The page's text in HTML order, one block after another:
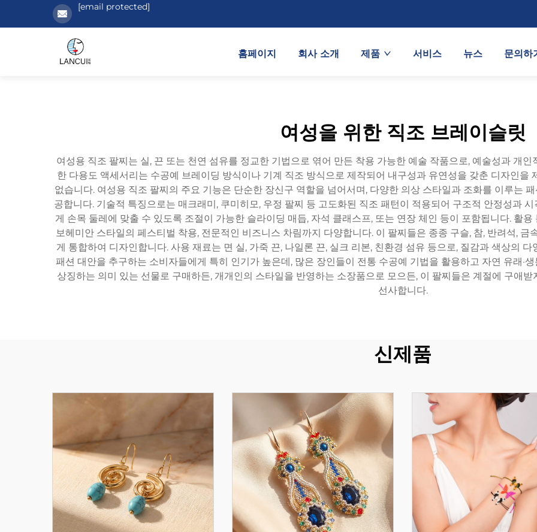
[email protected]
홈페이지 회사 소개 제품 서비스 뉴스 문의하
여성을 위한 직조 브레이슬릿
여성용 직조 팔찌는 실, 끈 또는 천연 섬유를 정교한 기법으로 엮어 만든 착용 가능한 예술 작품으로, 예술성과 개
한 다용도 액세서리는 수공예 브레이딩 방식이나 기계 직조 방식으로 제작되어 내구성과 유연성을 갖춘 디자인을
없습니다. 여성용 직조 팔찌의 주요 기능은 단순한 장신구 역할을 넘어서며, 다양한 의상 스타일과 조화를 이루는
공합니다. 기술적 특징으로는 매크래미, 쿠미히모, 우정 팔찌 등 고도화된 직조 패턴이 적용되어 구조적 안정성과
게 손목 둘레에 맞출 수 있도록 조절이 가능한 슬라이딩 매듭, 자석 클래스프, 또는 연장 체인 등이 포함됩니다. 활
보헤미안 스타일의 페스티벌 착용, 전문적인 비즈니스 차림까지 다양합니다. 이 팔찌들은 종종 구슬, 참, 반려석,
게 통합하여 디자인합니다. 사용 재료는 면 실, 가죽 끈, 나일론 끈, 실크 리본, 친환경 섬유 등으로, 질감과 색상의
패션 대안을 추구하는 소비자들에게 특히 인기가 높은데, 많은 장인들이 전통 수공예 기법을 활용하고 자연 유래·
상징하는 의미 있는 선물로 구매하든, 개개인의 스타일을 반영하는 소장품으로 모으든, 이 팔찌들은 계절에 구애
선사합니다.
신제품